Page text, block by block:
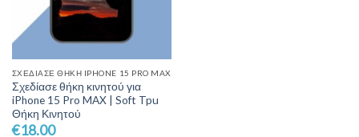
ΣΧΕΔΊΑΣΕ ΘΉΚΗ IPHONE 15 PRO MAX
Σχεδίασε θήκη κινητού για
iPhone 15 Pro MAX | Soft Tpu
Θήκη Κινητού
€18.00